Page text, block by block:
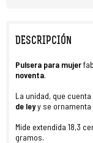
DESCRIPCIÓN
Pulsera para mujer
noventa.
La unidad, que cuenta
de leyy se ornamenta
Mide extendida 18,3
gramos.